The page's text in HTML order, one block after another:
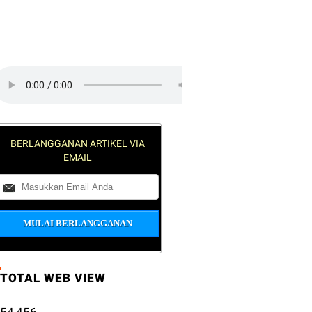
BERLANGGANAN ARTIKEL VIA
EMAIL
TOTAL WEB VIEW